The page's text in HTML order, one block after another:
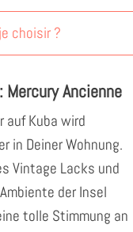
choisir ?
Ancienne
auf Kuba wird
in Deiner Wohnung.
Vintage Lacks und
der Insel
tolle Stimmung an